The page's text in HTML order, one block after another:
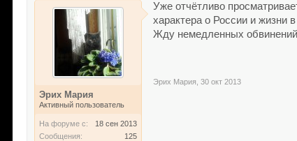
Эрих Мария
Активный пользователь
На форуме с:
18 сен 2013
Сообщения:
125
Уже отчётливо
характера о России и жизни
Жду немедленных обвинений
Эрих Мария 30 окт 2013